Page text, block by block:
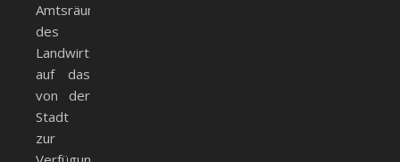
Amtsräume
des
Landwirtschaftsamtes
auf das
von der
Stadt
zur